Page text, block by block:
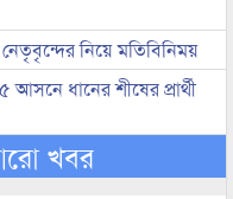
নেতৃবৃন্দের নিয়ে মতিবিনিময়
ধানের শীষের প্রার্থী
খবর